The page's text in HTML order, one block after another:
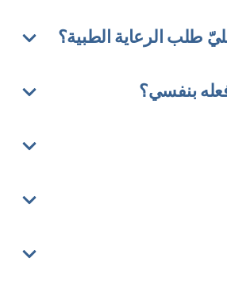
طلب الرعاية الطبية؟
بنفسي؟